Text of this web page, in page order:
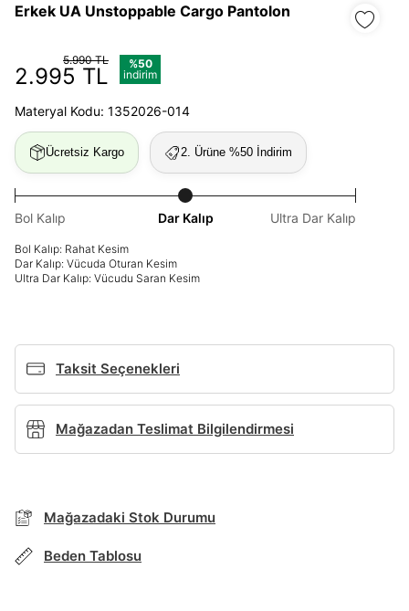
Erkek UA Unstoppable Cargo Pantolon
5.990 TL
2.995 TL
%50
indirim
Materyal Kodu: 1352026-014
Ücretsiz Kargo 2. Ürüne %50 İndirim
Bol Kalıp Dar Kalıp Ultra Dar Kalıp
Bol Kalıp: Rahat Kesim
Dar Kalıp: Vücuda Oturan Kesim
Ultra Dar Kalıp: Vücudu Saran Kesim
Taksit Seçenekleri
TAKSİT SEÇENEKLERİ
Mağazadan Teslimat Bilgilendirmesi
Mağazadaki Stok Durumu
Beden Tablosu
Mağazada Bul
BEDEN TABLOSU
Beni Hatırla Şifremi Unuttum
Giriş Yap
Ad*